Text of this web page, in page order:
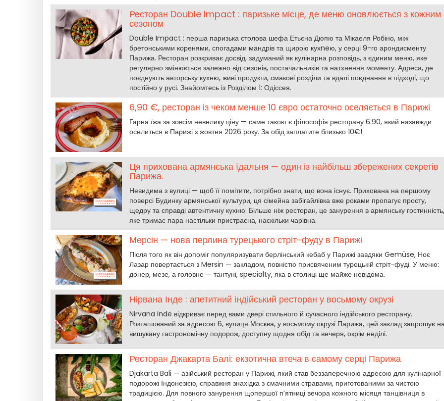
Ресторан Double Impact : паризьке місце, де меню оновлюється з кожним
сезоном
Double Impact : перша паризька столова шефа Етьєна Дюпю та Мікаеля Робіно, між
бретонськими коренями, спогадами мандрів та щирою кухneю, у серці 9-го арондисменту
Парижа. Ресторан розкриває досвід, задуманий як кулінарна розповідь, з єдиним меню, яке
регулярно змінюється залежно від сезонів, постачальників та натхнення моменту. Адреса, де
поєднують авторську кухню, живі продукти, смакові розділи та вдалі поєднання в підході, що
постійно у русі. Знайомтесь із Розділом 1: Одіссея.
6,90 €, ресторан із чеком менше 10 євро остаточно оселяється в Парижі
Гарна їжа за зовсім невелику ціну — саме такою є філософія ресторану 6.90, який назавжди
оселиться в Парижі з жовтня 2026 року. За обід заплатите близько 10€!
Ця прихована армянська їдальня — один із найбільш збережених секретів
Парижа.
Невидима з вулиці — щоб її помітити, потрібно знати, що вона існує. Прихована на першому
поверсі Будинку армянської культури, ця сімейна забігайлівка вже роками пропагує просту,
щедру та справді автентичну кухню. Більше ніж ресторан, це занурення в армянську гостинність,
яке тримає пара настільки пристрасна, наскільки чарівна.
Мерсін — нова перлина турецького стріт-фуду в Парижі
Після того як він допоміг популяризувати берлінський кебаб у Парижі завдяки Gemüse, Ноє
Лазар повертається з Mersin — закладом, повністю присвяченим турецькій стріт-фуді. У меню:
донер, мезе, а головне — тантуні, specialty, яка в столиці ще майже невідома.
Нірвана Інде : апетитний індійський ресторан у восьмому окрузі
Nirvana Inde відкриває перед вами двері стильного й сучасного індійського ресторану.
Розташований за адресою 6, вулиця Москва, у восьмому окрузі Парижа, цей заклад запрошує
вишукану гастрономічну подорож, доступну щодня обід та вечеря, окрім неділі.
Ресторан Джакарта Балі: екзотична втеча в самому серці Парижа
Djakarta Bali — азійський ресторан у Парижі, який став беззаперечною адресою для кулінарної
подорожі Індонезією, справжня знахідка з смачними стравами, приготованими за чистою
традицією. Для повного занурення щопершої п’ятниці вечора кожного місяця танцівниця в